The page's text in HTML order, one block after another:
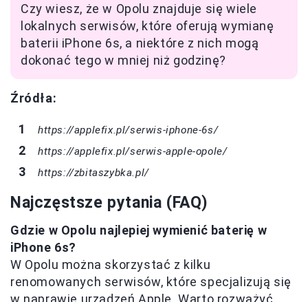
Czy wiesz, że w Opolu znajduje się wiele
lokalnych serwisów, które oferują wymianę
baterii iPhone 6s, a niektóre z nich mogą
dokonać tego w mniej niż godzinę?
Źródła:
https://applefix.pl/serwis-iphone-6s/
https://applefix.pl/serwis-apple-opole/
https://zbitaszybka.pl/
Najczęstsze pytania (FAQ)
Gdzie w Opolu najlepiej wymienić baterię w
iPhone 6s?
W Opolu można skorzystać z kilku
renomowanych serwisów, które specjalizują się
w naprawie urządzeń Apple. Warto rozważyć